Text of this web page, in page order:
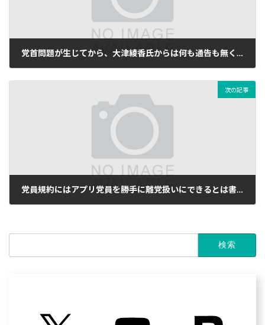
党首問題が生じてから、大津綾香氏からは何も通告も無く、党職員の給与が未払い状態になっていると聞いています。昨日公開されたホームページの政策にもNHKへの対応は継続すると書かれていますので、党職員の業務も継続するのであれば早期に給与に対しての通知を行うべきだと思います。
次の記事
党員規約にはアプリ党員を勝手に離党扱いにできるとは書かれていません。にも関わらず、離党扱いにすると言うのには疑問があります。